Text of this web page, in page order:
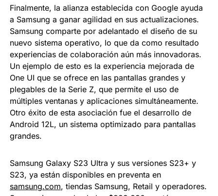
Finalmente, la alianza establecida con Google ayuda
a Samsung a ganar agilidad en sus actualizaciones.
Samsung comparte por adelantado el diseño de su
nuevo sistema operativo, lo que da como resultado
experiencias de colaboración aún más innovadoras.
Un ejemplo de esto es la experiencia mejorada de
One UI que se ofrece en las pantallas grandes y
plegables de la Serie Z, que permite el uso de
múltiples ventanas y aplicaciones simultáneamente.
Otro éxito de esta asociación fue el desarrollo de
Android 12L, un sistema optimizado para pantallas
grandes.
Samsung Galaxy S23 Ultra y sus versiones S23+ y
S23, ya están disponibles en preventa en
samsung.com, tiendas Samsung, Retail y operadores.